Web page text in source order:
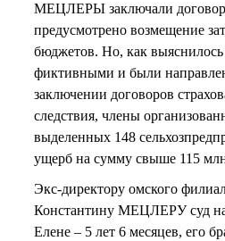
МЕЦЛЕРЫ заключали
предусмотрено возмещение
бюджетов. Но, как выяснилось
фиктивными и были
заключении договоров
следствия, члены
выделенных 148
ущерб на сумму свыше 115
Экс-директору омского
Константину МЕЦЛЕРУ суд
Елене – 5 лет 6 месяцев, его